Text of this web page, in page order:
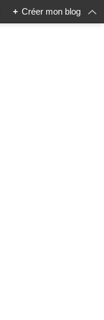
+ Créer mon blog